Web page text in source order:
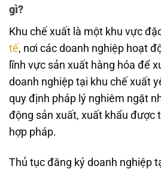
gì?
Khu chế xuất là một khu vực
tế, nơi các doanh nghiệp hoạt
lĩnh vực sản xuất hàng hóa để
doanh nghiệp tại khu chế xuất
quy định pháp lý nghiêm ngặt
động sản xuất, xuất khẩu được
hợp pháp.
Thủ tục đăng ký doanh nghiệp